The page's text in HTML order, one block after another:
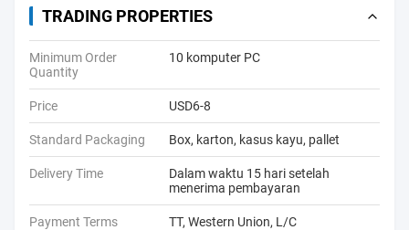
TRADING PROPERTIES
Minimum Order
Quantity
10 komputer PC
Price USD6-8
Standard Packaging Box, karton, kasus kayu, pallet
Delivery Time
Dalam waktu 15 hari setelah
menerima pembayaran
Payment Terms TT, Western Union, L/C